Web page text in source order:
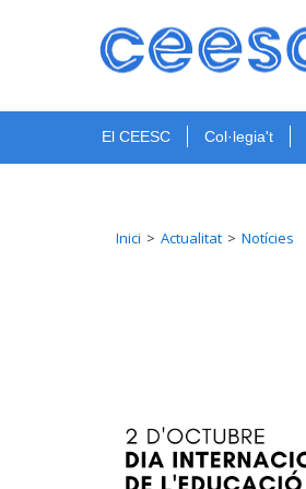
El CEESC Col·legia't
Inici Actualitat Notícies